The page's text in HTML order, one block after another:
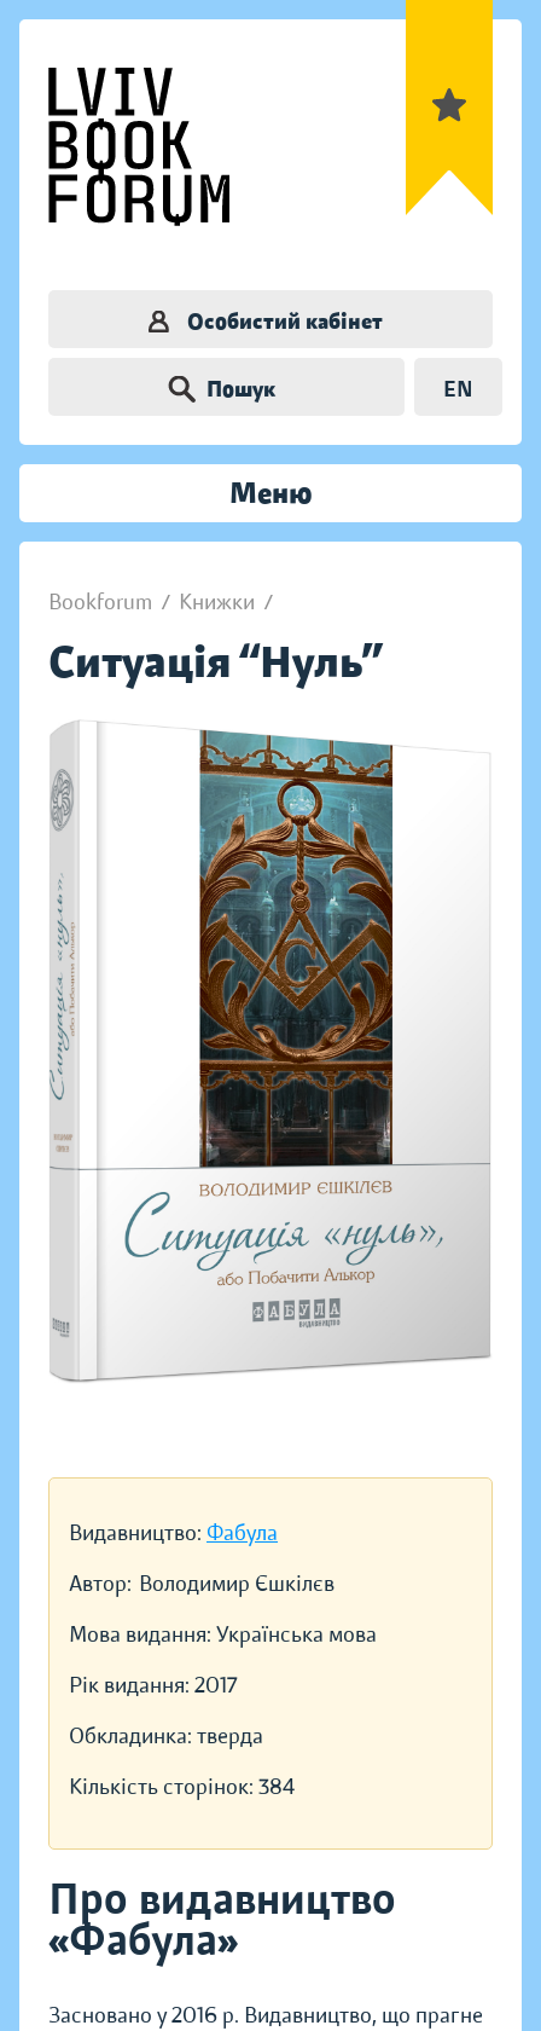
Особистий кабінет
Пошук EN
Меню
Bookforum / Книжки /
Ситуація “Нуль”
Видавництво: Фабула
Автор: Володимир Єшкілєв
Мова видання: Українська мова
Рік видання: 2017
Обкладинка: тверда
Кількість сторінок: 384
Про видавництво
«Фабула»
Засновано у 2016 р. Видавництво, що прагне